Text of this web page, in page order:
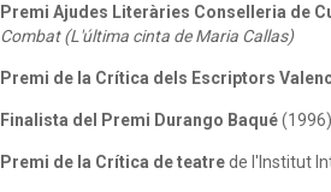
Premi Ajudes Literàries Conselleria de
Combat (L'última cinta de Maria Callas)
Premi de la Crítica dels Escriptors
Finalista del Premi Durango Baqué
Premi de la Crítica de teatrede l'Institut